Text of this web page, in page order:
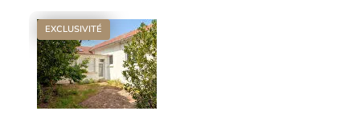
EXCLUSIVITÉ